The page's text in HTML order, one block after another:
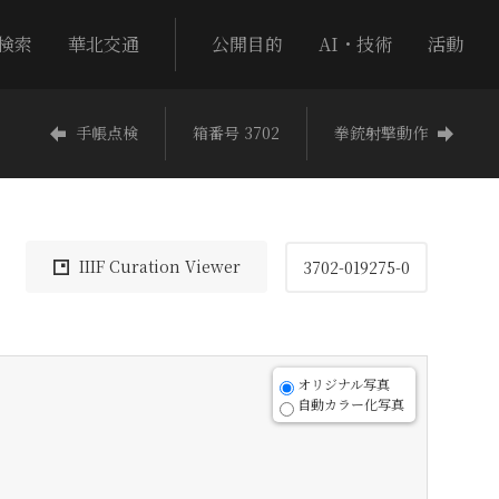
索 華北交通 公開目的 AI・技術 活動
手帳点検 箱番号 3702 拳銃射撃動作
IIIF Curation Viewer 3702-019275-0
オリジナル写真
自動カラー化写真